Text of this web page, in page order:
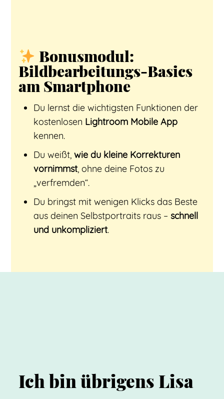
Bonusmodul:
Bildbearbeitungs-Basics
am Smartphone
Du lernst die wichtigsten Funktionen der
kostenlosen Lightroom Mobile App
kennen.
Du weißt, wie du kleine Korrekturen
vornimmst, ohne deine Fotos zu
„verfremden“.
Du bringst mit wenigen Klicks das Beste
aus deinen Selbstportraits raus – schnell
und unkompliziert.
Ich bin übrigens Lisa